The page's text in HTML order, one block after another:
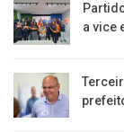
a vice